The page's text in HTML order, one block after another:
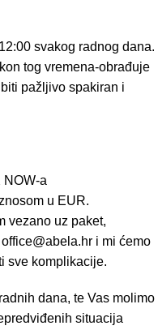
svakog radnog dana.
tog vremena-obrađuje
pažljivo spakiran i
NOW-a
u EUR.
vezano uz paket,
office@abela.hr i mi ćemo
sve komplikacije.
dana, te Vas molimo
situacija